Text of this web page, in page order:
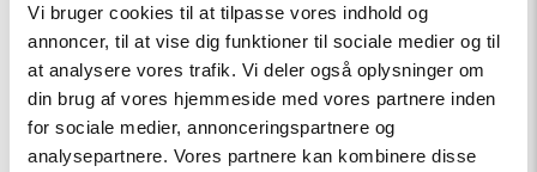
Vi bruger cookies til at tilpasse vores indhold og
annoncer, til at vise dig funktioner til sociale medier og til
at analysere vores trafik. Vi deler også oplysninger om
din brug af vores hjemmeside med vores partnere inden
for sociale medier, annonceringspartnere og
analysepartnere. Vores partnere kan kombinere disse